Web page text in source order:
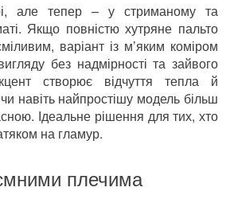
але тепер – у стриманому та
Якщо повністю хутряне пальто
варіант із м’яким коміром
без надмірності та зайвого
створює відчуття тепла й
навіть найпростішу модель більш
Ідеальне рішення для тих, хто
на гламур.
плечима